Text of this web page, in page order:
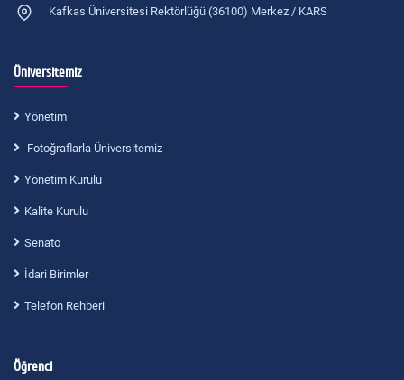
Kafkas Üniversitesi Rektörlüğü (36100) Merkez / KARS
Üniversitemiz
Yönetim
Fotoğraflarla Üniversitemiz
Yönetim Kurulu
Kalite Kurulu
Senato
İdari Birimler
Telefon Rehberi
Öğrenci